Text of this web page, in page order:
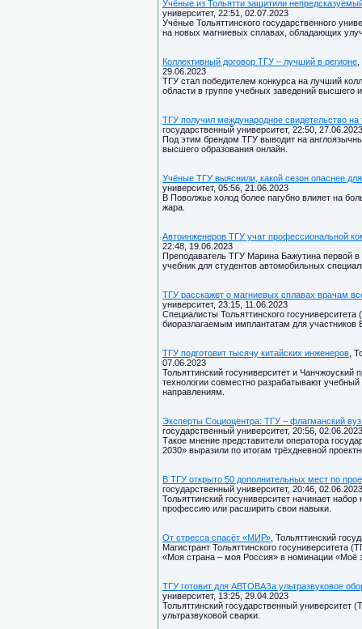
Учёные из Тольятти защитили
университет, 22:51, 02.07.2023
Учёные Тольяттинского государственного
на новых магниевых сплавах, обладающих
Коллективный договор ТГУ – лучший в регионе
29.06.2023
ТГУ стал победителем конкурса на лучший
области в группе учебных заведений высшего
ТГУ получил международное свидетельство на
государственный университет, 22:50, 27.06.2023
Под этим брендом ТГУ выводит на
высшего образования онлайн.
Учёные ТГУ выяснили, какой сезон опаснее для
университет, 05:56, 21.06.2023
В Поволжье холод более пагубно влияет на
жара.
Автоинженеров ТГУ учат профессиональной
22:48, 19.06.2023
Преподаватель ТГУ Марина Бажутина первой
учебник для студентов автомобильных
ТГУ расскажет о магниевых сплавах врачам
университет, 23:15, 11.06.2023
Специалисты Тольяттинского
биоразлагаемым имплантатам для участников
ТГУ подготовит тысячу китайских инженеров ,
07.06.2023
Тольяттинский госуниверситет и
технологии совместно разрабатывают
направлениям.
Эксперты Социоцентра: ТГУ – флагманский
государственный университет, 20:56, 02.06.2023
Такое мнение представители оператора
2030» выразили по итогам трёхдневной
В ТГУ открыто 50 дополнительных мест по
государственный университет, 20:46, 02.06.2023
Тольяттинский госуниверситет начинает
профессию или расширить свои навыки.
От стресса спасёт «МИР» , Тольяттинский
Магистрант Тольяттинского госуниверситета
«Моя страна – моя Россия» в номинации «Моё
ТГУ готовит для АВТОВАЗа ультразвуковое
университет, 13:25, 29.04.2023
Тольяттинский государственный университет
ультразвуковой сварки.